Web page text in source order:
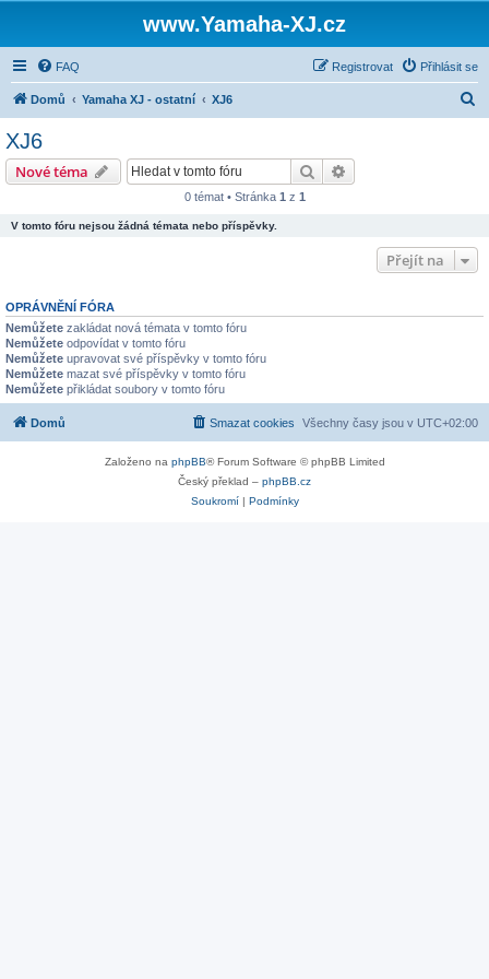
www.Yamaha-XJ.cz
FAQ Přihlásit se
Registrovat
Domů Yamaha XJ - ostatní XJ6
XJ6
Nové téma Hledat
0 témat • Stránka 1 z 1
V tomto fóru nejsou žádná témata nebo příspěvky.
Přejít na
OPRÁVNĚNÍ FÓRA
Nemůžete zakládat nová témata v tomto fóru
Nemůžete odpovídat v tomto fóru
Nemůžete upravovat své příspěvky v tomto fóru
Nemůžete mazat své příspěvky v tomto fóru
Nemůžete přikládat soubory v tomto fóru
Domů Všechny časy jsou v UTC+02:00
Smazat cookies
Založeno na phpBB® Forum Software © phpBB Limited
Český překlad – phpBB.cz
Soukromí| Podmínky